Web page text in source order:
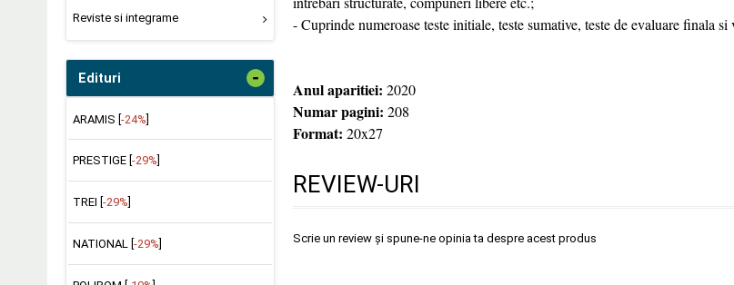
Reviste si integrame
Edituri -
ARAMIS [-24%]
PRESTIGE [ -29%
TREI [ -29%
NATIONAL [ -29%
- Cuprinde numeroase teste initiale, teste sumative, teste de evaluare finala
Anul aparitiei: 2020
Numar pagini: 208
Format: 20x27
REVIEW-URI
Scrie un review și spune-ne opinia ta despre acest produs